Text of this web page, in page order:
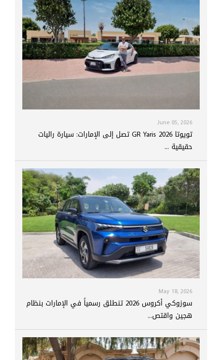
June 05, 2026
تويوتا GR Yaris 2026 تصل إلى الإمارات: سيارة راليات
حقيقية ...
May 18, 2026
سوزوكي أكروس 2026 تنطلق رسمياً في الإمارات بنظام
هجين واقتص...